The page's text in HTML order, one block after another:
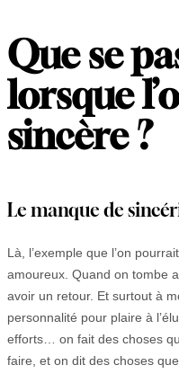
Que se
lorsque
sincère ?
Le manque de
Là, l’exemple que l’on
amoureux. Quand on tombe
avoir un retour. Et surtout à
personnalité pour plaire à
efforts… on fait des choses
faire, et on dit des choses